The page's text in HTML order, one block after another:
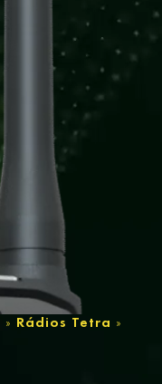
» Rádios Tetra »